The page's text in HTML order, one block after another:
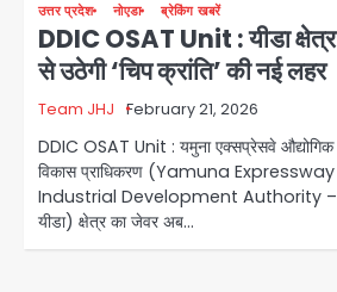
उत्तर प्रदेश नोएडा ब्रेकिंग खबरें
DDIC OSAT Unit : यीडा क्षेत्र
से उठेगी ‘चिप क्रांति’ की नई लहर
Team JHJ February 21, 2026
DDIC OSAT Unit : यमुना एक्सप्रेसवे औद्योगिक
विकास प्राधिकरण (Yamuna Expressway
Industrial Development Authority –
यीडा) क्षेत्र का जेवर अब…